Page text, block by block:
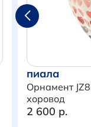
+7
Наши
пиала
Орнамент
хоровод
2 600 р.